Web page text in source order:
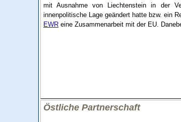
mit Ausnahme von Liechtenstein in der
innenpolitische Lage geändert hatte bzw. ein
EWR eine Zusammenarbeit mit der EU.
Östliche Partnerschaft